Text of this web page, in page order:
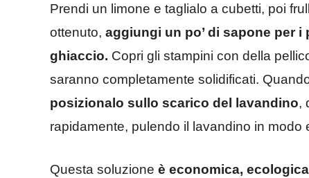
Prendi un limone e taglialo a cubetti, poi
ottenuto, aggiungi un po’ di sapone per
ghiaccio. Copri gli stampini con della
saranno completamente solidificati.
posizionalo sullo scarico del lavandino,
rapidamente, pulendo il lavandino in modo
Questa soluzione è economica,